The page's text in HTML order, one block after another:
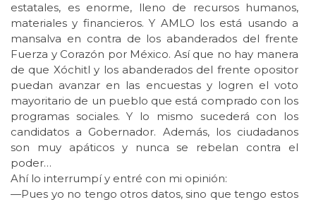
estatales, es enorme, lleno de recursos humanos,
materiales y financieros. Y AMLO los está usando a
mansalva en contra de los abanderados del frente
Fuerza y Corazón por México. Así que no hay manera
de que Xóchitl y los abanderados del frente opositor
puedan avanzar en las encuestas y logren el voto
mayoritario de un pueblo que está comprado con los
programas sociales. Y lo mismo sucederá con los
candidatos a Gobernador. Además, los ciudadanos
son muy apáticos y nunca se rebelan contra el
poder…
Ahí lo interrumpí y entré con mi opinión:
—Pues yo no tengo otros datos, sino que tengo estos